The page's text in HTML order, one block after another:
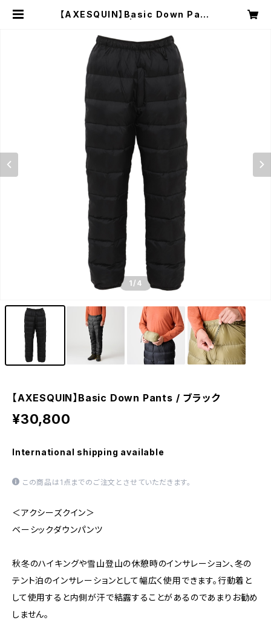
【AXESQUIN】Basic Down Pant
1 /4
【AXESQUIN】Basic Down Pants / ブラック
¥30,800
International shipping available
この商品は1点までのご注文とさせていただきます。
＜アクシーズクイン＞
ベーシックダウンパンツ
秋冬のハイキングや雪山登山の休憩時のインサレーション、冬の
テント泊のインサレーションとして幅広く使用できます。行動着と
して使用すると内側が汗で結露することがあるのであまりお勧め
しません。